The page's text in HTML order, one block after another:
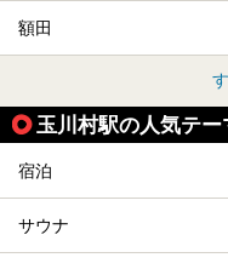
額田
玉川村駅の人気テ
宿泊
サウナ